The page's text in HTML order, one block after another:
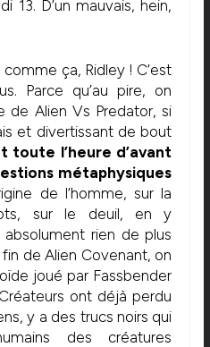
13. D’un mauvais, hein,
ça, Ridley ! C’est
Parce qu’au pire, on
de Alien Vs Predator, si
et divertissant de bout
toute l’heure d’avant
métaphysiques
de l’homme, sur la
sur le deuil, en y
rien de plus
fin de Alien Covenant, on
joué par Fassbender
ont déjà perdu
y a des trucs noirs qui
des créatures